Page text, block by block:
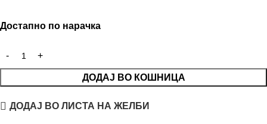
Достапно по нарачка
ДОДАЈ ВО КОШНИЦА
ДОДАЈ ВО ЛИСТА НА ЖЕЛБИ